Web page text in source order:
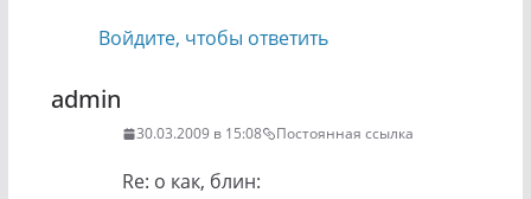
Войдите, чтобы ответить
admin
30.03.2009 в 15:08 Постоянная ссылка
Re: о как, блин: